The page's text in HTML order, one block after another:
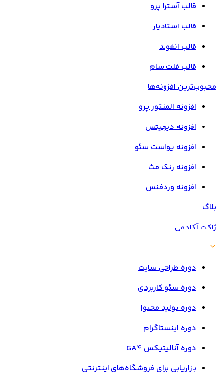
قالب آسترا پرو
قالب استادیار
قالب انفولد
قالب فلت سام
محبوب‌ترین افزونه‌ها
افزونه المنتور پرو
افزونه دیجیتس
افزونه یواست سئو
افزونه رنک مث
افزونه وردفنس
بلاگ
ژاکت آکادمی
دوره طراحی سایت
دوره سئو کاربردی
دوره تولید محتوا
دوره اینستاگرام
دوره آنالیتیکس GA4
بازاریابی برای فروشگاه‌های اینترنتی